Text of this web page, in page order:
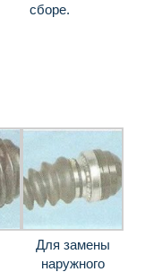
сборе.
Для замены
наружного